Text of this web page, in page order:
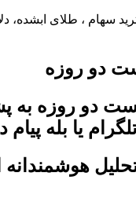
دو روزه
دو روزه به
یا بله پیام
هوشمندانه